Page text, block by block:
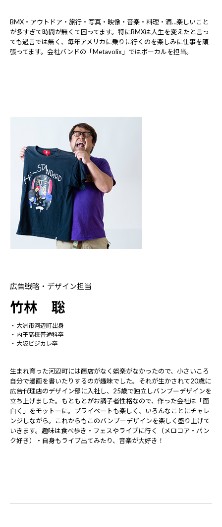
BMX・アウトドア・旅行・写真・映像・音楽・料理・酒…楽しいこと
が多すぎて時間が無くて困ってます。特にBMXは人生を変えたと言っ
ても過言では無く、毎年アメリカに乗りに行くのを楽しみに仕事を頑
張ってます。会社バンドの「Metavolix」ではボーカルを担当。
広告戦略・デザイン担当
竹林 聡
大洲市河辺町出身
内子高校普通科卒
大阪ビジカレ卒
生まれ育った河辺町には商店がなく娯楽がなかったので、小さいころ
自分で漫画を書いたりするのが趣味でした。それが生かされて20歳に
広告代理店のデザイン部に入社し、25歳で独立しバンブーデザインを
立ち上げました。もともとがお調子者性格なので、作った会社は「面
白く」をモットーに。プライベートも楽しく、いろんなことにチャレ
ンジしながら。これからもこのバンブーデザインを楽しく盛り上げて
いきます。趣味は食べ歩き・フェスやライブに行く（メロコア・パン
ク好き）・自身もライブ出てみたり、音楽が大好き！